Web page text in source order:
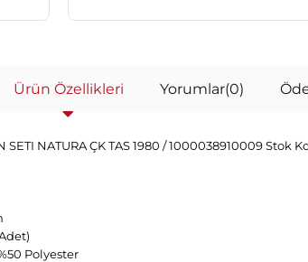
Ürün Özellikleri Yorumlar(0)
SETI NATURA ÇK TAS 1980 / 1000038910009 Stok
Polyester